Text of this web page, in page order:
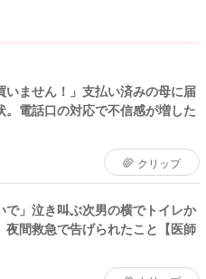
いません！」支払い済みの母に届
。電話口の対応で不信感が増した
クリップ
で」泣き叫ぶ次男の横でトイレか
夜間救急で告げられたこと【医師